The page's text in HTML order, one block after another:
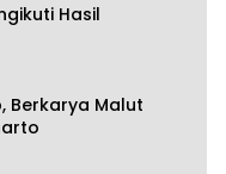
Hasil
Berkarya Malut